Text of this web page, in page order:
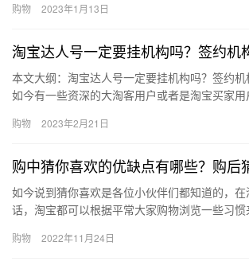
店铺…
购物 2023年1月13日
淘宝达人号一定要挂机构吗？签约机
本文大纲：淘宝达人号一定要挂机构吗？签约
如今有一些资深的大淘客用户或者是淘宝买家
那么…
购物 2023年2月21日
购中猜你喜欢的优缺点有哪些？购后
如今说到猜你喜欢是各位小伙伴们都知道的，
话，淘宝都可以根据平常大家购物浏览一些习
有用吗…
购物 2022年11月24日